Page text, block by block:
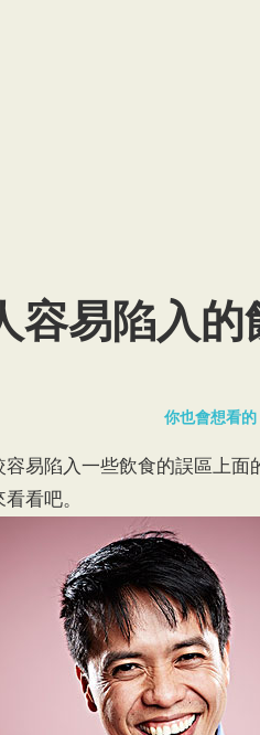
容易陷入的
你也會想看的
易陷入一些飲食的誤區上面
看吧。